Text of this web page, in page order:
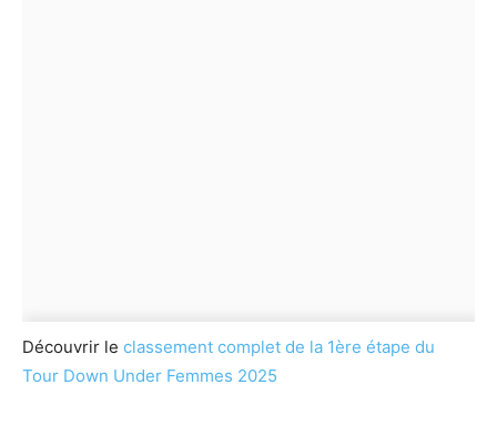
Découvrir le classement complet de la 1ère étape du
Tour Down Under Femmes 2025